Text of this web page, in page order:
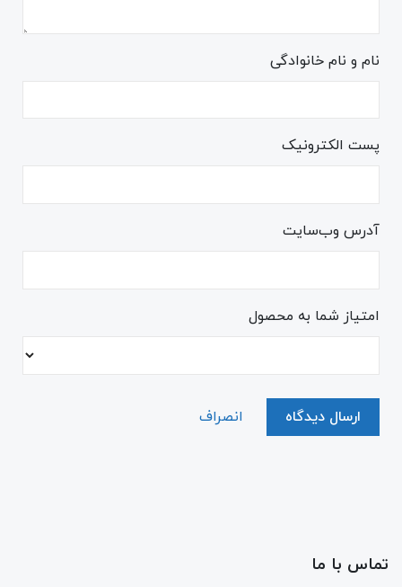
نام و نام خانوادگی
پست الکترونیک
آدرس وب‌سایت
امتیاز شما به محصول
ارسال دیدگاه انصراف
تماس با ما